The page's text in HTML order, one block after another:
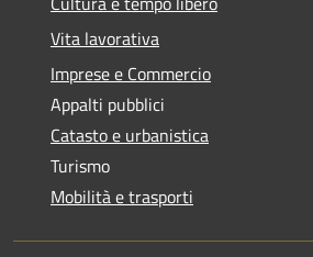
Vita lavorativa
Imprese e Commercio
Appalti pubblici
Catasto e urbanistica
Turismo
Mobilità e trasporti